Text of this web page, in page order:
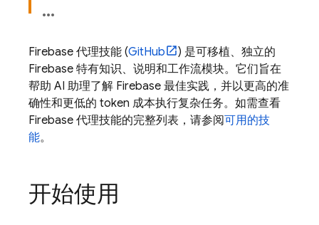
Firebase 代理技能 (GitHub
) 是可移植、独立的
Firebase 特有知识、说明和工作流模块。它们旨在
帮助 AI 助理了解 Firebase 最佳实践，并以更高的准
确性和更低的 token 成本执行复杂任务。如需查看
Firebase 代理技能的完整列表，请参阅可用的技
能。
开始使用